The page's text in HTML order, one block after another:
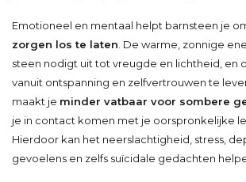
Emotioneel en mentaal helpt barnsteen je
zorgen los te laten . De warme, zonnige
steen nodigt uit tot vreugde en lichtheid, en
vanuit ontspanning en zelfvertrouwen te
maakt je minder vatbaar voor sombere
je in contact komen met je oorspronkelijke
Hierdoor kan het neerslachtigheid, stress,
gevoelens en zelfs suïcidale gedachten